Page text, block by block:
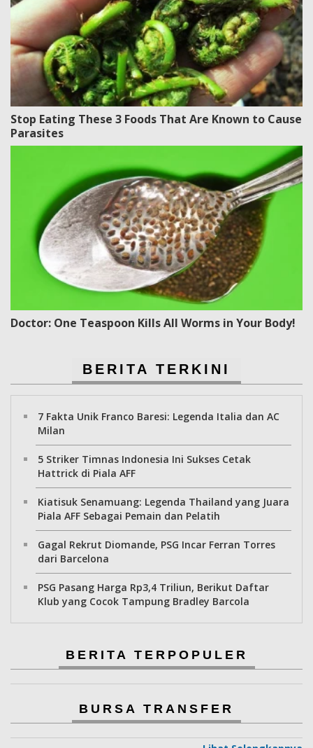
Stop Eating These 3 Foods That Are Known to Cause
Parasites
Doctor: One Teaspoon Kills All Worms in Your Body!
BERITA TERKINI
7 Fakta Unik Franco Baresi: Legenda Italia dan AC
Milan
5 Striker Timnas Indonesia Ini Sukses Cetak
Hattrick di Piala AFF
Kiatisuk Senamuang: Legenda Thailand yang Juara
Piala AFF Sebagai Pemain dan Pelatih
Gagal Rekrut Diomande, PSG Incar Ferran Torres
dari Barcelona
PSG Pasang Harga Rp3,4 Triliun, Berikut Daftar
Klub yang Cocok Tampung Bradley Barcola
BERITA TERPOPULER
BURSA TRANSFER